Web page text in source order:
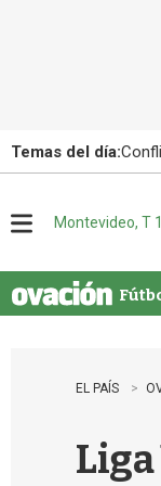
Temas del día:
u
Montevideo, T
EL PAÍS
Liga